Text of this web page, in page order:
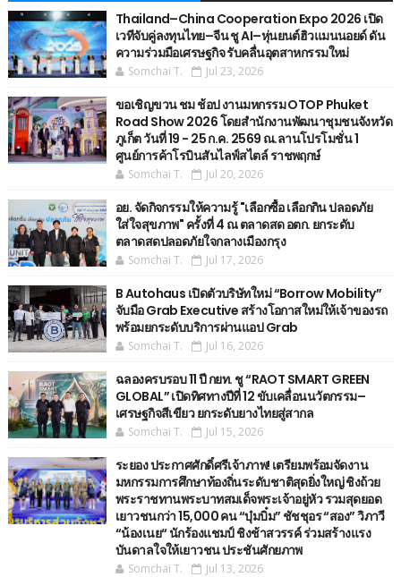
Thailand–China Cooperation Expo 2026 เปิด
เวทีจับคู่ลงทุนไทย–จีน ชู AI–หุ่นยนต์ฮิวแมนนอยด์ ดัน
ความร่วมมือเศรษฐกิจ รับคลื่นอุตสาหกรรมใหม่
Somchai T. Jul 23, 2026
ขอเชิญขวน ชม ช้อป งานมหกรรม OTOP Phuket
Road Show 2026 โดยสำนักงานพัฒนาชุมชนจังหวัด
ภูเก็ต วันที่ 19 - 25 ก.ค. 2569 ณ.ลานโปรโมชั่น 1
ศูนย์การค้าโรบินสันไลฟ์สไตล์ ราชพฤกษ์
Somchai T. Jul 20, 2026
อย. จัดกิจกรรมให้ความรู้ "เลือกซื้อ เลือกกิน ปลอดภัย
ใส่ใจสุขภาพ" ครั้งที่ 4 ณ ตลาดสด อตก. ยกระดับ
ตลาดสดปลอดภัยใจกลางเมืองกรุง
Somchai T. Jul 17, 2026
B Autohaus เปิดตัวบริษัทใหม่ “Borrow Mobility”
จับมือ Grab Executive สร้างโอกาสใหม่ให้เจ้าของรถ
พร้อมยกระดับบริการผ่านแอป Grab
Somchai T. Jul 16, 2026
ฉลองครบรอบ 11 ปี กยท. ชู “RAOT SMART GREEN
GLOBAL” เปิดทิศทางปีที่ 12 ขับเคลื่อนนวัตกรรม–
เศรษฐกิจสีเขียว ยกระดับยางไทยสู่สากล
Somchai T. Jul 15, 2026
ระยอง ประกาศศักดิ์ศรีเจ้าภาพ! เตรียมพร้อมจัดงาน
มหกรรมการศึกษาท้องถิ่นระดับชาติสุดยิ่งใหญ่ ชิงถ้วย
พระราชทานพระบาทสมเด็จพระเจ้าอยู่หัว รวมสุดยอด
เยาวชนกว่า 15,000 คน “บุ๋มบิ๋ม” ชัชชุอร “สอง” วิภาวี
“น้องเนย“ นักร้องแชมป์ ชิงช้าสวรรค์ ร่วมสร้างแรง
บันดาลใจให้เยาวชน ประชันศักยภาพ
Somchai T. Jul 13, 2026